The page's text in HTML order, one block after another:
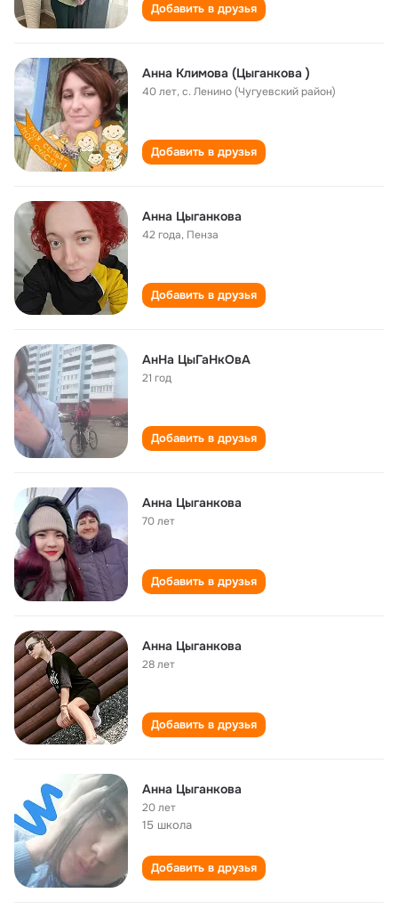
Добавить в друзья
Анна Климова (Цыганкова )
40 лет,с. Ленино (Чугуевский район)
Добавить в друзья
Анна Цыганкова
42 года, Пенза
Добавить в друзья
АнНа ЦыГаНкОвА
21 год
Добавить в друзья
Анна Цыганкова
70 лет
Добавить в друзья
Анна Цыганкова
28 лет
Добавить в друзья
Анна Цыганкова
20 лет
15 школа
Добавить в друзья